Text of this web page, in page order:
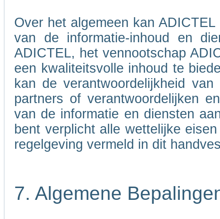
Over het algemeen kan
van de informatie-inhoud en
ADICTEL, het vennootschap
een kwaliteitsvolle inhoud te
kan de verantwoordelijkheid
partners of verantwoordelijken
van de informatie en diensten
bent verplicht alle wettelijke
regelgeving vermeld in dit
7. Algemene